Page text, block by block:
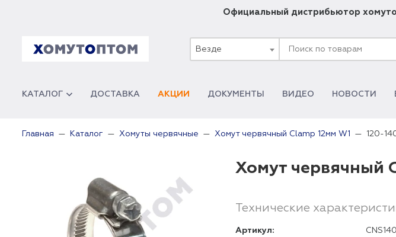
Официальный дистрибьютор
Везде
КАТАЛОГ ДОСТАВКА АКЦИИ ДОКУМЕНТЫ ВИДЕО НОВОСТИ
Главная Каталог Хомуты червячные Хомут червячный Clamp 12мм W1 120-
Хомут червячный
Технические
Артикул: CNS140